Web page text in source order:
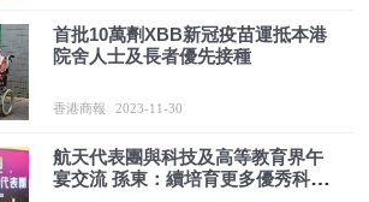
首批10萬劑XBB新冠疫苗運抵本港
院舍人士及長者優先接種
香港商報 2023-11-30
航天代表團與科技及高等教育界午
宴交流 孫東：續培育更多優秀科研